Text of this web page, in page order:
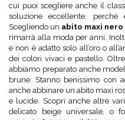
cui puoi scegliere anche il
soluzione eccellente,
Scegliendo un abito maxi
rimarrà alla moda per anni.
e non è adatto solo all’oro o
dei colori vivaci e pastello.
abbiamo preparato anche
brune. Stanno benissimo con
anche abbinare un abito maxi
e lucide. Scopri anche altre
delicato beige universale, o